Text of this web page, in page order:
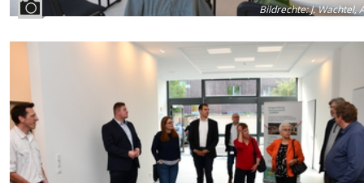
Bildrechte:J. Wachtel,